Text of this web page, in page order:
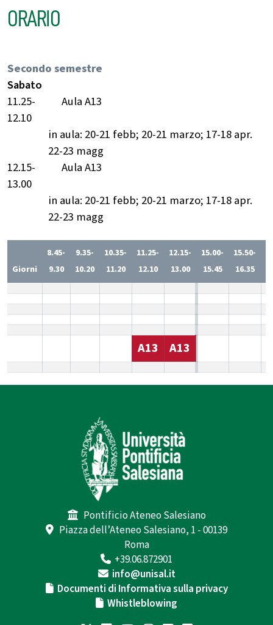
ORARIO
Secondo semestre
Sabato
11.25-
12.10
Aula A13
in aula: 20-21 febb; 20-21 marzo; 17-18 apr.
22-23 magg
12.15-
13.00
Aula A13
in aula: 20-21 febb; 20-21 marzo; 17-18 apr.
22-23 magg
Giorni
8.45-
9.30
9.35-
10.20
10.35-
11.20
11.25-
12.10
12.15-
13.00
15.00-
15.45
15.50-
16.35
A13 A13
Pontificio Ateneo Salesiano
Piazza dell’Ateneo Salesiano, 1 - 00139
Roma
+39.06.872901
info@unisal.it
Documenti di Informativa sulla privacy
Whistleblowing